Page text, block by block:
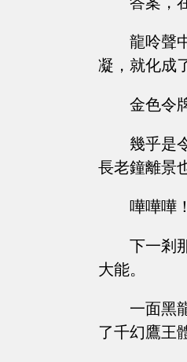
龍呤聲
凝，就化成
金色令
幾乎是
長老鐘離景
嘩嘩嘩！
下一剎
大能。
一面黑
了千幻鷹王